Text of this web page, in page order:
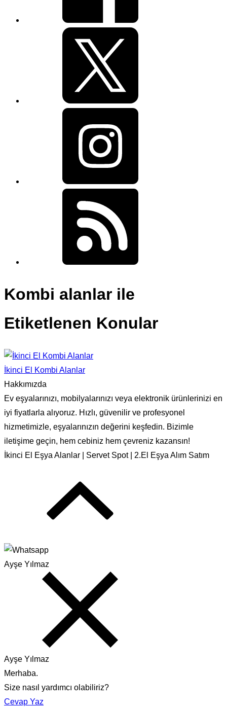
Kombi alanlar ile
Etiketlenen Konular
İkinci El Kombi Alanlar
Hakkımızda
Ev eşyalarınızı, mobilyalarınızı veya elektronik ürünlerinizi en
iyi fiyatlarla alıyoruz. Hızlı, güvenilir ve profesyonel
hizmetimizle, eşyalarınızın değerini keşfedin. Bizimle
iletişime geçin, hem cebiniz hem çevreniz kazansın!
İkinci El Eşya Alanlar | Servet Spot | 2.El Eşya Alım Satım
Ayşe Yılmaz
Ayşe Yılmaz
Merhaba.
Size nasıl yardımcı olabiliriz?
Cevap Yaz